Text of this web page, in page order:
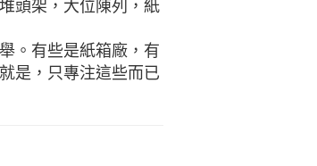
頭架，大位陳列，紙
。有些是紙箱廠，有
是，只專注這些而已